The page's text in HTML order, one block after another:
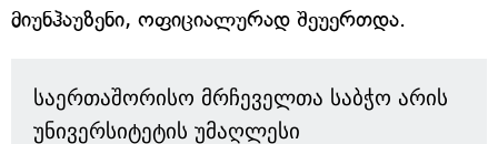
მიუნჰაუზენი, ოფიციალურად შეუერთდა.
საერთაშორისო მრჩეველთა საბჭო არის
უნივერსიტეტის უმაღლესი